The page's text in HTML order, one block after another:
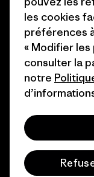
Nos magasins
© 2026 Patagonia,
français
les cookies
préférences
« Modifier les
consulter la
notre